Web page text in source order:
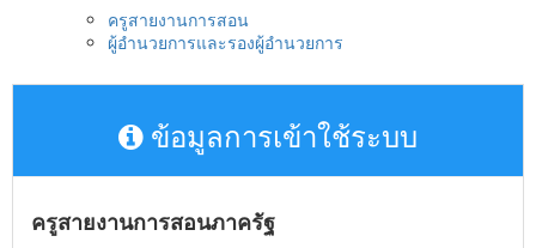
ครูสายงานการสอน
ผู้อำนวยการและรองผู้อำนวยการ
ข้อมูลการเข้าใช้ระบบ
ครูสายงานการสอนภาครัฐ